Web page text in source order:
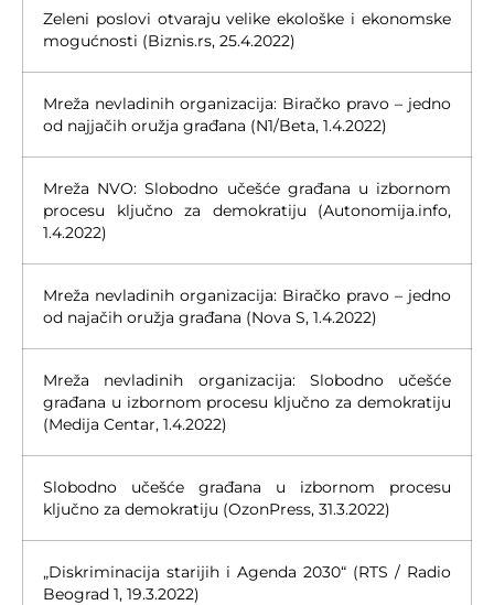
Zeleni poslovi otvaraju velike ekološke i ekonomske
mogućnosti (Biznis.rs, 25.4.2022)
Mreža nevladinih organizacija: Biračko pravo – jedno
od najjačih oružja građana (N1/Beta, 1.4.2022)
Mreža NVO: Slobodno učešće građana u izbornom
procesu ključno za demokratiju (Autonomija.info,
1.4.2022)
Mreža nevladinih organizacija: Biračko pravo – jedno
od najačih oružja građana (Nova S, 1.4.2022)
Mreža nevladinih organizacija: Slobodno učešće
građana u izbornom procesu ključno za demokratiju
(Medija Centar, 1.4.2022)
Slobodno učešće građana u izbornom procesu
ključno za demokratiju (OzonPress, 31.3.2022)
„Diskriminacija starijih i Agenda 2030“ (RTS / Radio
Beograd 1, 19.3.2022)